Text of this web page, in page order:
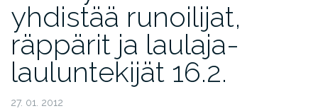
yhdistää runoilijat,
räppärit ja laulaja-
lauluntekijät 16.2.
27. 01. 2012